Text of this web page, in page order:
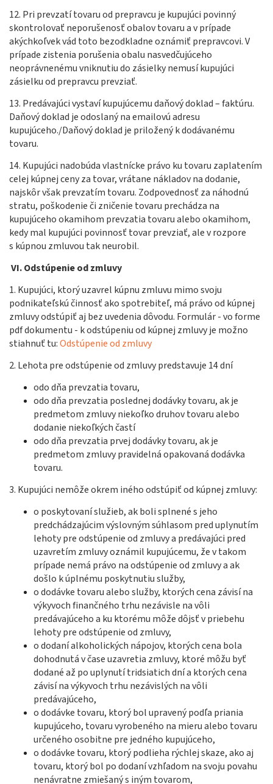
12. Pri prevzatí tovaru od prepravcu je kupujúci povinný
skontrolovať neporušenosť obalov tovaru a v prípade
akýchkoľvek vád toto bezodkladne oznámiť prepravcovi. V
prípade zistenia porušenia obalu nasvedčujúceho
neoprávnenému vniknutiu do zásielky nemusí kupujúci
zásielku od prepravcu prevziať.
13. Predávajúci vystaví kupujúcemu daňový doklad – faktúru.
Daňový doklad je odoslaný na emailovú adresu
kupujúceho./Daňový doklad je priložený k dodávanému
tovaru.
14. Kupujúci nadobúda vlastnícke právo ku tovaru zaplatením
celej kúpnej ceny za tovar, vrátane nákladov na dodanie,
najskôr však prevzatím tovaru. Zodpovednosť za náhodnú
stratu, poškodenie či zničenie tovaru prechádza na
kupujúceho okamihom prevzatia tovaru alebo okamihom,
kedy mal kupujúci povinnosť tovar prevziať, ale v rozpore
s kúpnou zmluvou tak neurobil.
VI.Odstúpenie od zmluvy
1. Kupujúci, ktorý uzavrel kúpnu zmluvu mimo svoju
podnikateľskú činnosť ako spotrebiteľ, má právo od kúpnej
zmluvy odstúpiť aj bez uvedenia dôvodu. Formulár - vo forme
pdf dokumentu - k odstúpeniu od kúpnej zmluvy je možno
stiahnuť tu:Odstúpenie od zmluvy
2. Lehota pre odstúpenie od zmluvy predstavuje 14 dní
odo dňa prevzatia tovaru,
odo dňa prevzatia poslednej dodávky tovaru, ak je
predmetom zmluvy niekoľko druhov tovaru alebo
dodanie niekoľkých častí
odo dňa prevzatia prvej dodávky tovaru, ak je
predmetom zmluvy pravidelná opakovaná dodávka
tovaru.
3. Kupujúci nemôže okrem iného odstúpiť od kúpnej zmluvy:
o poskytovaní služieb, ak boli splnené s jeho
predchádzajúcim výslovným súhlasom pred uplynutím
lehoty pre odstúpenie od zmluvy a predávajúci pred
uzavretím zmluvy oznámil kupujúcemu, že v takom
prípade nemá právo na odstúpenie od zmluvy a ak
došlo k úplnému poskytnutiu služby,
o dodávke tovaru alebo služby, ktorých cena závisí na
výkyvoch finančného trhu nezávisle na vôli
predávajúceho a ku ktorému môže dôjsť v priebehu
lehoty pre odstúpenie od zmluvy,
o dodaní alkoholických nápojov, ktorých cena bola
dohodnutá v čase uzavretia zmluvy, ktoré môžu byť
dodané až po uplynutí tridsiatich dní a ktorých cena
závisí na výkyvoch trhu nezávislých na vôli
predávajúceho,
o dodávke tovaru, ktorý bol upravený podľa priania
kupujúceho, tovaru vyrobeného na mieru alebo tovaru
určeného osobitne pre jedného kupujúceho,
o dodávke tovaru, ktorý podlieha rýchlej skaze, ako aj
tovaru, ktorý bol po dodaní vzhľadom na svoju povahu
nenávratne zmiešaný s iným tovarom,